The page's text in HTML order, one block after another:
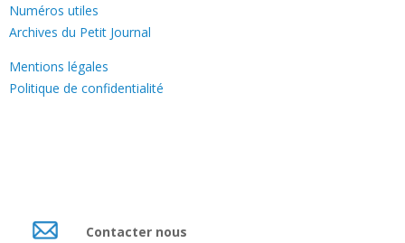
Numéros utiles
Archives du Petit Journal
Mentions légales
Politique de confidentialité
Contacter nous